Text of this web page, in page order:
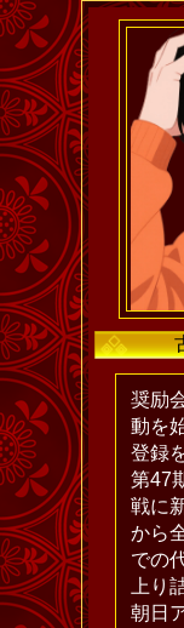
奨励
動を
登録
第47
戦に
から
での
上り
朝日